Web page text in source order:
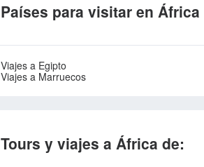
Países para visitar en África
Viajes a Egipto
Viajes a Marruecos
Tours y viajes a África de: